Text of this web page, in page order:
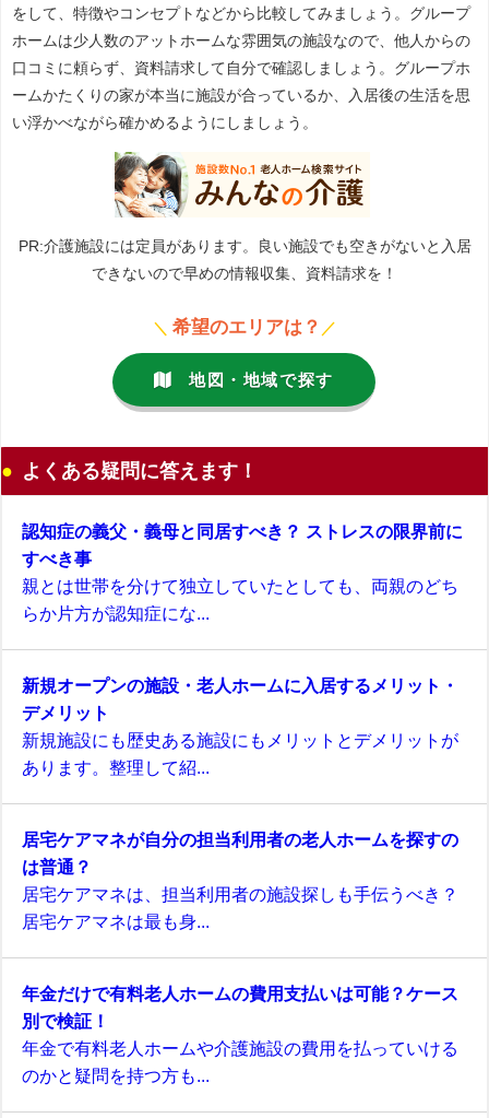
をして、特徴やコンセプトなどから比較してみましょう。グループ
ホームは少人数のアットホームな雰囲気の施設なので、他人からの
口コミに頼らず、資料請求して自分で確認しましょう。グループホ
ームかたくりの家が本当に施設が合っているか、入居後の生活を思
い浮かべながら確かめるようにしましょう。
PR:介護施設には定員があります。良い施設でも空きがないと入居
できないので早めの情報収集、資料請求を！
＼ 希望のエリアは？ ／
地図・地域で探す
よくある疑問に答えます！
認知症の義父・義母と同居すべき？ ストレスの限界前に
すべき事
親とは世帯を分けて独立していたとしても、両親のどち
らか片方が認知症にな...
新規オープンの施設・老人ホームに入居するメリット・
デメリット
新規施設にも歴史ある施設にもメリットとデメリットが
あります。整理して紹...
居宅ケアマネが自分の担当利用者の老人ホームを探すの
は普通？
居宅ケアマネは、担当利用者の施設探しも手伝うべき？
居宅ケアマネは最も身...
年金だけで有料老人ホームの費用支払いは可能？ケース
別で検証！
年金で有料老人ホームや介護施設の費用を払っていける
のかと疑問を持つ方も...